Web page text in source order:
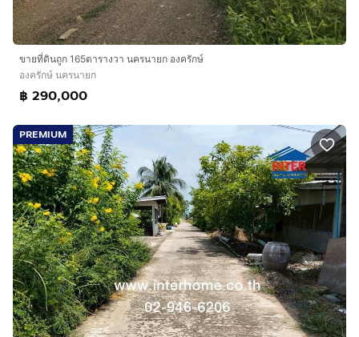
ขายที่ดินถูก 165ตารางวา นครนายก องครักษ์
องครักษ์ นครนายก
฿ 290,000
PREMIUM